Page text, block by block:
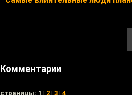
Комментарии
cтраницы: 1 | 2 | 3 | 4